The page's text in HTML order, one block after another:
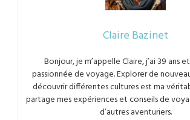
Claire Bazinet
Bonjour, je m’appelle Claire, j’ai 39 ans
passionnée de voyage. Explorer de
découvrir différentes cultures est ma
partage mes expériences et conseils de
d’autres aventuriers.